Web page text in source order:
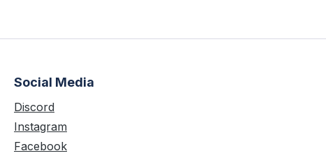
Social Media
Discord
Instagram
Facebook